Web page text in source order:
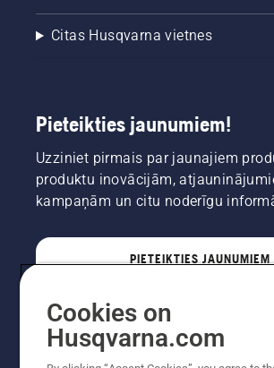
Citas Husqvarna vietnes
Pieteikties jaunumiem!
Uzziniet pirmais par jaunajiem
produktu inovācijām,
kampaņām un citu noderīgu
PIETEIKTIES JAUNUMIEM
Cookies on
Husqvarna.com